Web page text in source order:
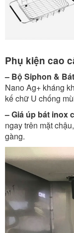
Phụ kiện cao
– Bộ Siphon &
Nano Ag+ kháng
kế chữ U chống
– Giá úp bát inox
ngay trên mặt
gàng.